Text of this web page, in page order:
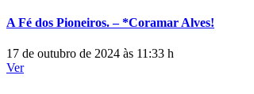
A Fé dos Pioneiros. – *Coramar Alves!
17 de outubro de 2024 às 11:33 h
Ver